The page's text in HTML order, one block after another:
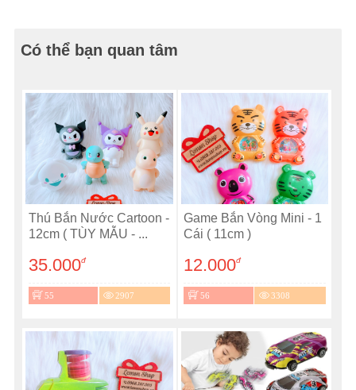
Có thể bạn quan tâm
Thú Bắn Nước Cartoon -
12cm ( TÙY MẪU - ...
35.000đ
55 2907
Game Bắn Vòng Mini - 1
Cái ( 11cm )
12.000đ
56 3308